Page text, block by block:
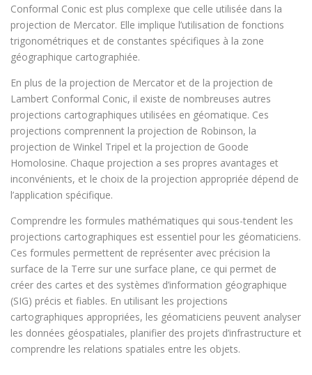
Conformal Conic est plus complexe que celle utilisée dans la
projection de Mercator. Elle implique l’utilisation de fonctions
trigonométriques et de constantes spécifiques à la zone
géographique cartographiée.
En plus de la projection de Mercator et de la projection de
Lambert Conformal Conic, il existe de nombreuses autres
projections cartographiques utilisées en géomatique. Ces
projections comprennent la projection de Robinson, la
projection de Winkel Tripel et la projection de Goode
Homolosine. Chaque projection a ses propres avantages et
inconvénients, et le choix de la projection appropriée dépend de
l’application spécifique.
Comprendre les formules mathématiques qui sous-tendent les
projections cartographiques est essentiel pour les géomaticiens.
Ces formules permettent de représenter avec précision la
surface de la Terre sur une surface plane, ce qui permet de
créer des cartes et des systèmes d’information géographique
(SIG) précis et fiables. En utilisant les projections
cartographiques appropriées, les géomaticiens peuvent analyser
les données géospatiales, planifier des projets d’infrastructure et
comprendre les relations spatiales entre les objets.